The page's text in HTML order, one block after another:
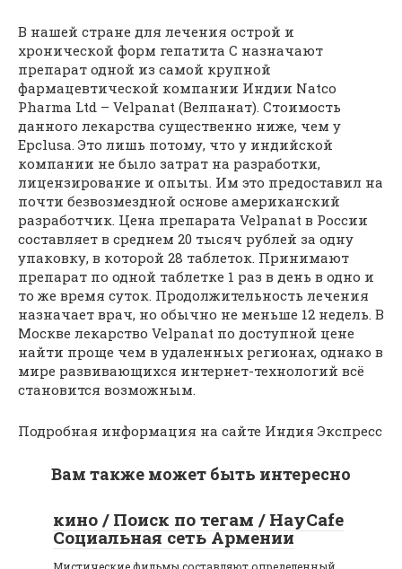
В нашей стране для лечения острой и
хронической форм гепатита C назначают
препарат одной из самой крупной
фармацевтической компании Индии Natco
Pharma Ltd – Velpanat (Велпанат). Стоимость
данного лекарства существенно ниже, чем у
Epclusa. Это лишь потому, что у индийской
компании не было затрат на разработки,
лицензирование и опыты. Им это предоставил на
почти безвозмездной основе американский
разработчик. Цена препарата Velpanat в России
составляет в среднем 20 тысяч рублей за одну
упаковку, в которой 28 таблеток. Принимают
препарат по одной таблетке 1 раз в день в одно и
то же время суток. Продолжительность лечения
назначает врач, но обычно не меньше 12 недель. В
Москве лекарство Velpanat по доступной цене
найти проще чем в удаленных регионах, однако в
мире развивающихся интернет-технологий всё
становится возможным.
Подробная информация на сайте Индия Экспресс
Вам также может быть интересно
кино / Поиск по тегам / HayCafe
Социальная сеть Армении